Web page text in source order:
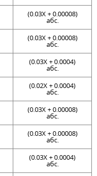
(0.03Х + 0.00008)
абс.
(0.03Х + 0.00008)
абс.
(0.03Х + 0.0004)
абс.
(0.02Х + 0.0004)
абс.
(0.03Х + 0.00008)
абс.
(0.03Х + 0.00008)
абс.
(0.03Х + 0.0004)
абс.